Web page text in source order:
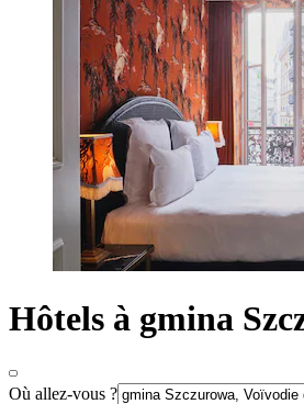
Hôtels à gmina
Où allez-vous ?